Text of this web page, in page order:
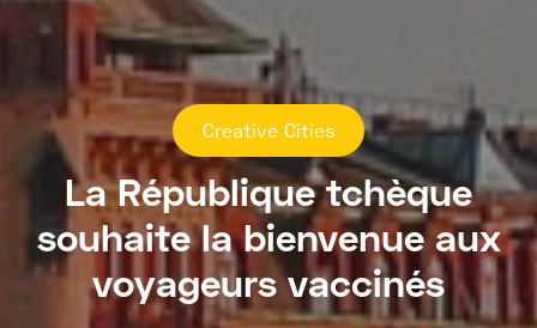
Creative Cities
La République tchèque
souhaite la bienvenue aux
voyageurs vaccinés